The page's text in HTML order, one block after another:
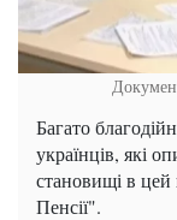
Багато
українців, які
становищі в
Пенсії".